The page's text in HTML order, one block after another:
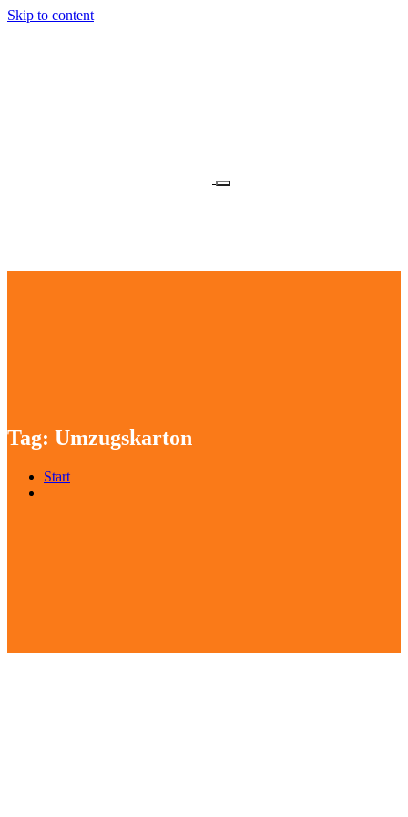
Skip to content
Tag: Umzugskarton
Start